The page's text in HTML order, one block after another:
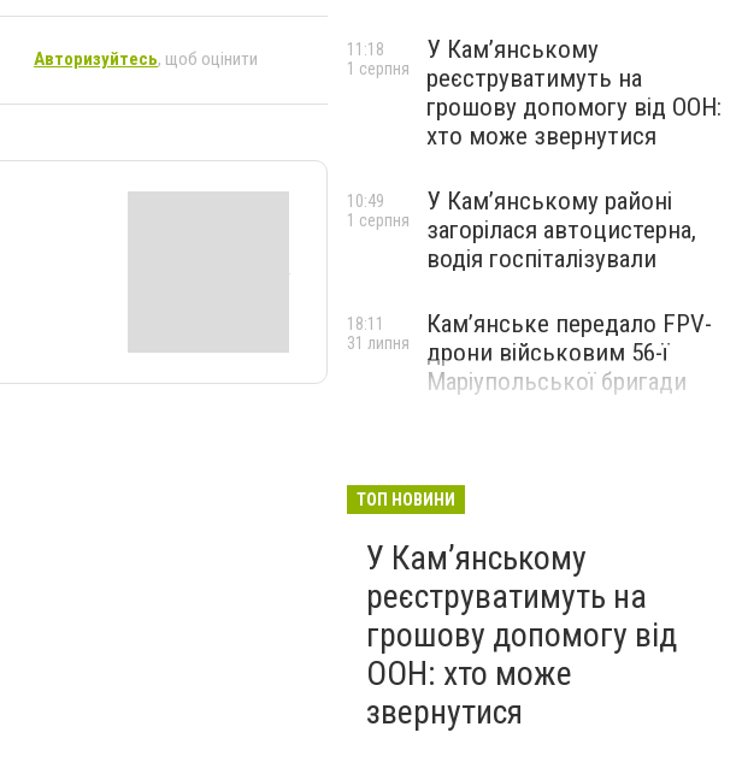
Авторизуйтесь, щоб оцінити
У Кам’янському
реєструватимуть на
грошову допомогу від ООН:
хто може звернутися
11:18
1 серпня
У Кам’янському районі
загорілася автоцистерна,
водія госпіталізували
10:49
1 серпня
Кам’янське передало FPV-
дрони військовим 56-ї
Маріупольської бригади
18:11
31 липня
ТОП НОВИНИ
У Кам’янському
реєструватимуть на
грошову допомогу від
ООН: хто може
звернутися